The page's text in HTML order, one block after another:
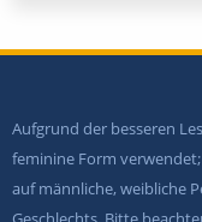
Aufgrund der besseren
feminine Form
auf männliche, weibliche